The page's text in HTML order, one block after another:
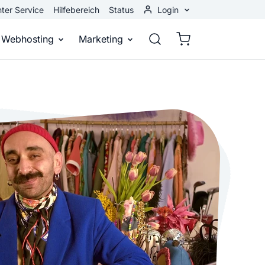
Service Hilfebereich Status Login
Kundenbereich
Webmail
überall
Baukasten
ohne Programmierkenntnisse
erstellen
noch heute online
Webhosting
Rankingcoach
Schnell und einfach an die Spitze bei Google
Premium Services
Individuelle technische Unterstützung
Marketing
Google Anzeigen
Sofort sichtbar bei Google
Banner-Werbung
Deine Anzeigen auf anderen